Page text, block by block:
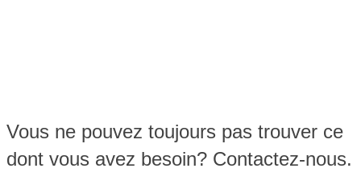
Vous ne pouvez toujours pas trouver ce
dont vous avez besoin? Contactez-nous.